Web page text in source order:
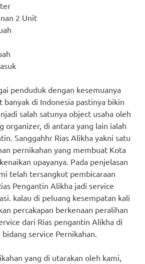
2 Unit
penduduk dengan kesemuanya
banyak di Indonesia pastinya bikin
salah satunya object usaha oleh
organizer, di antara yang lain ialah
Sanggahhr Rias Alikha yakni satu
pernikahan yang membuat Kota
upayanya. Pada penjelasan
telah tersangkut pembicaraan
Pengantin Alikha jadi service
kalau di peluang kesempatan kali
percakapan berkenaan peralihan
dari Rias pengantin Alikha di
bidang service Pernikahan.
yang di utarakan oleh kami,